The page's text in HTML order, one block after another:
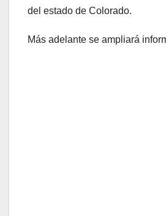
del estado de Colorado.
Más adelante se ampliará